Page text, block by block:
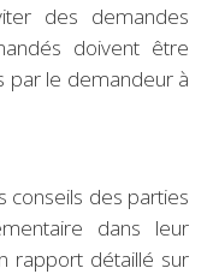
des demandes
doivent être
par le demandeur à
conseils des parties
dans leur
rapport détaillé sur